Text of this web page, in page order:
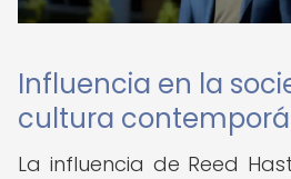
Influencia en la
cultura
La influencia de Reed